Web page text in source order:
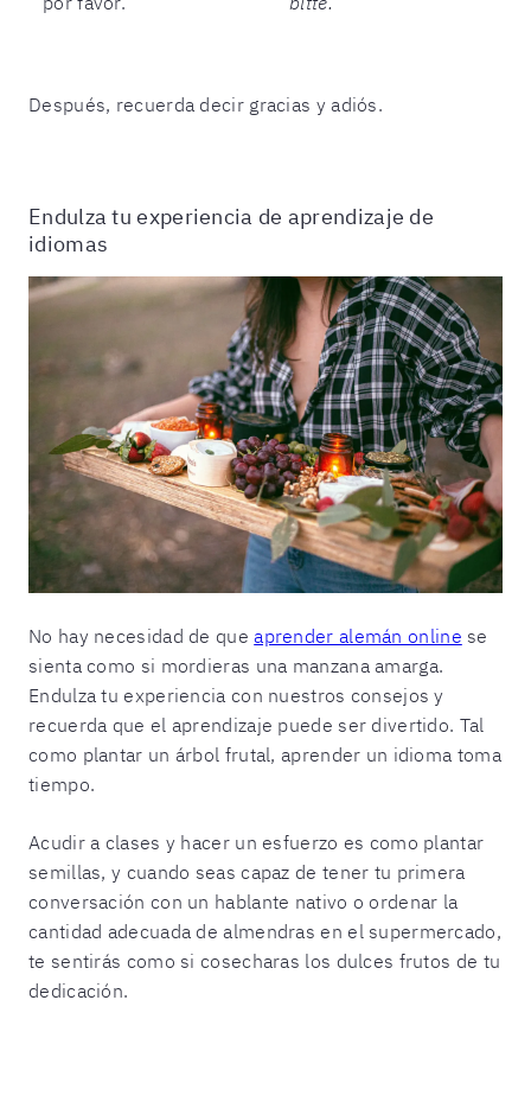
Después, recuerda decir gracias y adiós.
Endulza tu experiencia de aprendizaje de
idiomas
No hay necesidad de queaprender alemán online se
sienta como si mordieras una manzana amarga.
Endulza tu experiencia con nuestros consejos y
recuerda que el aprendizaje puede ser divertido. Tal
como plantar un árbol frutal, aprender un idioma toma
tiempo.
Acudir a clases y hacer un esfuerzo es como plantar
semillas, y cuando seas capaz de tener tu primera
conversación con un hablante nativo o ordenar la
cantidad adecuada de almendras en el supermercado,
te sentirás como si cosecharas los dulces frutos de tu
dedicación.